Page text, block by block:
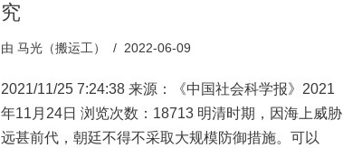
究
由 马光（搬运工） 2022-06-09
2021/11/25 7:24:38 来源：《中国社会科学报》2021
年11月24日 浏览次数：18713 明清时期，因海上威胁
远甚前代，朝廷不得不采取大规模防御措施。可以